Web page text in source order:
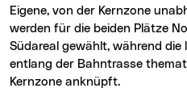
Eigene, von der Kernzone
werden für die beiden Plätze
Südareal gewählt, während
entlang der Bahntrasse
Kernzone anknüpft.